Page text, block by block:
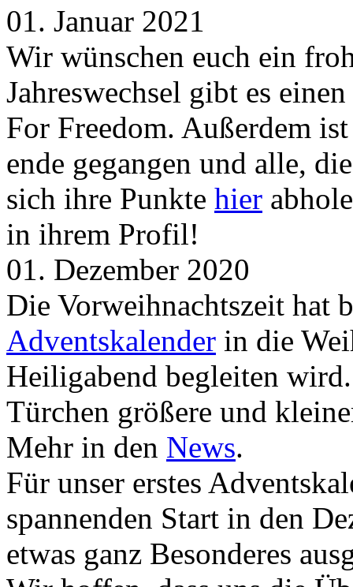
01. Januar 2021
Wir wünschen euch ein
Jahreswechsel gibt es einen
For Freedom. Außerdem
ende gegangen und alle,
sich ihre Punkte hier
in ihrem Profil!
01. Dezember 2020
Die Vorweihnachtszeit hat
Adventskalender in die
Heiligabend begleiten
Türchen größere und
Mehr in den News.
Für unser erstes
spannenden Start in den
etwas ganz Besonderes